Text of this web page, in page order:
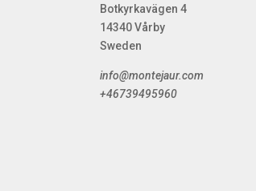
Botkyrkavägen 4
14340 Vårby
Sweden
info@montejaur.com
+46739495960